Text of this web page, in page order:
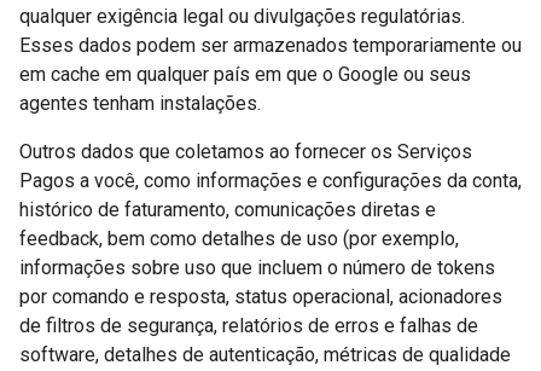
qualquer exigência legal ou divulgações regulatórias.
Esses dados podem ser armazenados temporariamente ou
em cache em qualquer país em que o Google ou seus
agentes tenham instalações.
Outros dados que coletamos ao fornecer os Serviços
Pagos a você, como informações e configurações da conta,
histórico de faturamento, comunicações diretas e
feedback, bem como detalhes de uso (por exemplo,
informações sobre uso que incluem o número de tokens
por comando e resposta, status operacional, acionadores
de filtros de segurança, relatórios de erros e falhas de
software, detalhes de autenticação, métricas de qualidade